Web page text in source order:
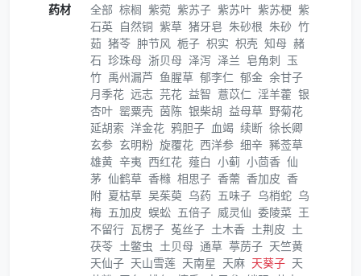
药材 全部 棕榈 紫菀 紫苏子 紫苏叶 紫苏梗 紫
石英 自然铜 紫草 猪牙皂 朱砂根 朱砂 竹
茹 猪苓 肿节风 栀子 枳实 枳壳 知母 赭
石 珍珠母 浙贝母 泽泻 泽兰 皂角刺 玉
竹 禹州漏芦 鱼腥草 郁李仁 郁金 余甘子
月季花 远志 芫花 益智 薏苡仁 淫羊藿 银
杏叶 罂粟壳 茵陈 银柴胡 益母草 野菊花
延胡索 洋金花 鸦胆子 血竭 续断 徐长卿
玄参 玄明粉 旋覆花 西洋参 细辛 豨莶草
雄黄 辛夷 西红花 薤白 小蓟 小茴香 仙
茅 仙鹤草 香橼 相思子 香薷 香加皮 香
附 夏枯草 吴茱萸 乌药 五味子 乌梢蛇 乌
梅 五加皮 蜈蚣 五倍子 威灵仙 委陵菜 王
不留行 瓦楞子 菟丝子 土木香 土荆皮 土
茯苓 土鳖虫 土贝母 通草 葶苈子 天竺黄
天仙子 天山雪莲 天南星 天麻 天葵子 天